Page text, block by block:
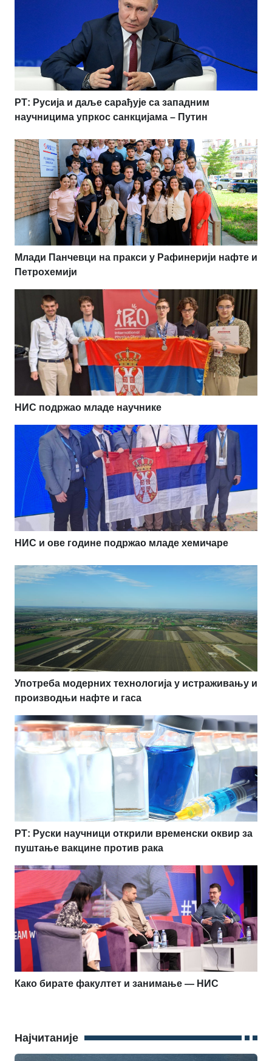
РТ: Русија и даље сарађује са западним
научницима упркос санкцијама – Путин
Млади Панчевци на пракси у Рафинерији нафте и
Петрохемији
НИС подржао младе научнике
НИС и ове године подржао младе хемичаре
Употреба модерних технологија у истраживању и
производњи нафте и гаса
РТ: Руски научници открили временски оквир за
пуштање вакцине против рака
Како бирате факултет и занимање — НИС
Најчитаније